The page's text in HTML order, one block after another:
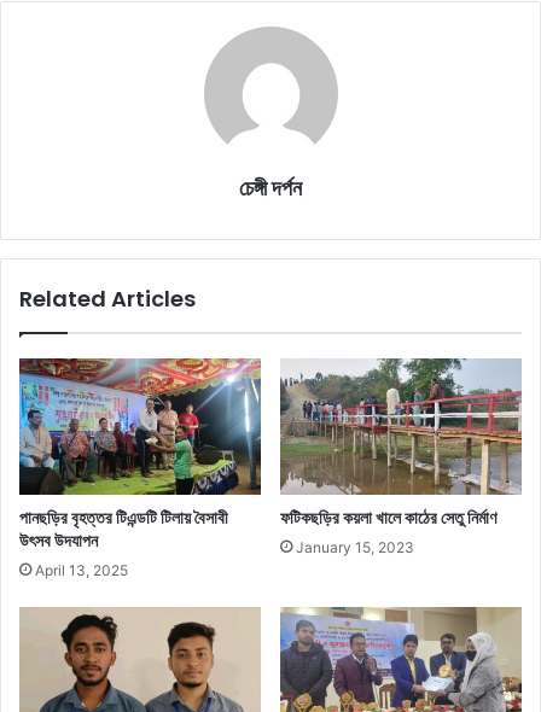
চেঙ্গী দর্পন
Related Articles
পানছড়ির বৃহত্তর টিএন্ডটি টিলায় বৈসাবী
উৎসব উদযাপন
April 13, 2025
ফটিকছড়ির কয়লা খালে কাঠের সেতু নির্মাণ
January 15, 2023